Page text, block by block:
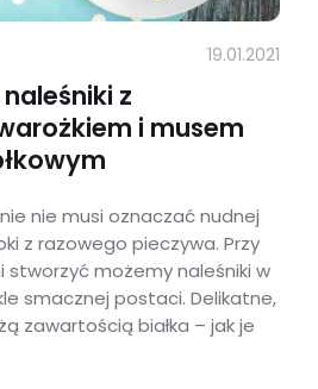
19.01.2021
z
i musem
nie musi oznaczać nudnej
z razowego pieczywa. Przy
stworzyć możemy naleśniki w
smacznej postaci. Delikatne,
zawartością białka – jak je